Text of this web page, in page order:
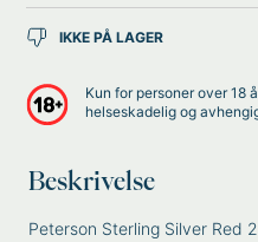
IKKE PÅ LAGER
Kun for personer over
helseskadelig og
Beskrivelse
Peterson Sterling Silver Red